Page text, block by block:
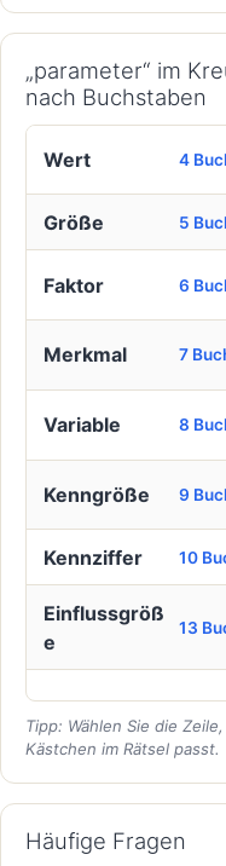
„parameter“ im
nach Buchstaben
Wert 4
Größe 5
Faktor 6
Merkmal 7
Variable 8
Kenngröße 9
Kennziffer 10
Einflussgröß
e
13
Tipp: Wählen Sie die
Kästchen im Rätsel passt.
Häufige Fragen